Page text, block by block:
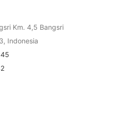
Km. 4,5 Bangsri
Indonesia